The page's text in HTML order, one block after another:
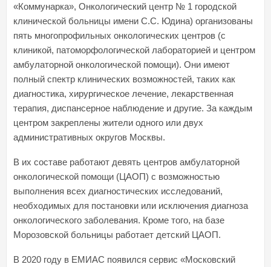
«Коммунарка», Онкологический центр № 1 городской
клинической больницы имени С.С. Юдина) организованы
пять многопрофильных онкологических центров (с
клиникой, патоморфологической лабораторией и центром
амбулаторной онкологической помощи). Они имеют
полный спектр клинических возможностей, таких как
диагностика, хирургическое лечение, лекарственная
терапия, диспансерное наблюдение и другие. За каждым
центром закреплены жители одного или двух
административных округов Москвы.
В их составе работают девять центров амбулаторной
онкологической помощи (ЦАОП) с возможностью
выполнения всех диагностических исследований,
необходимых для постановки или исключения диагноза
онкологического заболевания. Кроме того, на базе
Морозовской больницы работает детский ЦАОП.
В 2020 году в ЕМИАС появился сервис «Московский